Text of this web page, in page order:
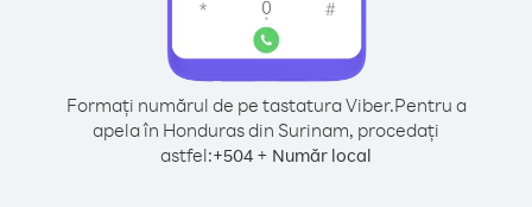
Formați numărul de pe tastatura Viber.Pentru a
apela în Honduras din Surinam, procedați
astfel:+504 + Număr local